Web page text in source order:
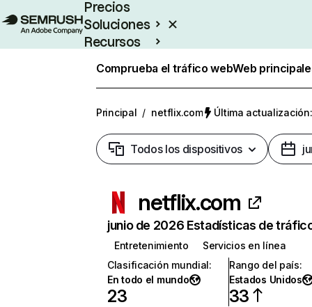
Precios
Soluciones
Recursos
Comprueba el tráfico webWeb
Principal / netflix.com Última
Todos los dispositivos
netflix.com
junio de 2026 Estadísticas de
Entretenimiento
Servicios en línea
Clasificación mundial:
En todo el mundo
23
Rango del país:
Estados Unidos
33